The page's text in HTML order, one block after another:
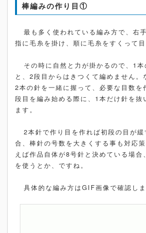
棒編みの作り目①
最も多く使われている編み方で、右
指に毛糸を掛け、順に毛糸をすくって目
その時に自然と力が掛かるので、1本
と、2段目からはきつくて編めません。
2本の針を一緒に握って、必要な目数を
段目を編み始める際に、1本だけ針を抜
ます。
2本針で作り目を作れば初段の目が緩
合、棒針の号数を大きくする事も対応
えば作品自体が8号針と決めている場合
を使うとか、ですね。
具体的な編み方はGIF画像で確認しま